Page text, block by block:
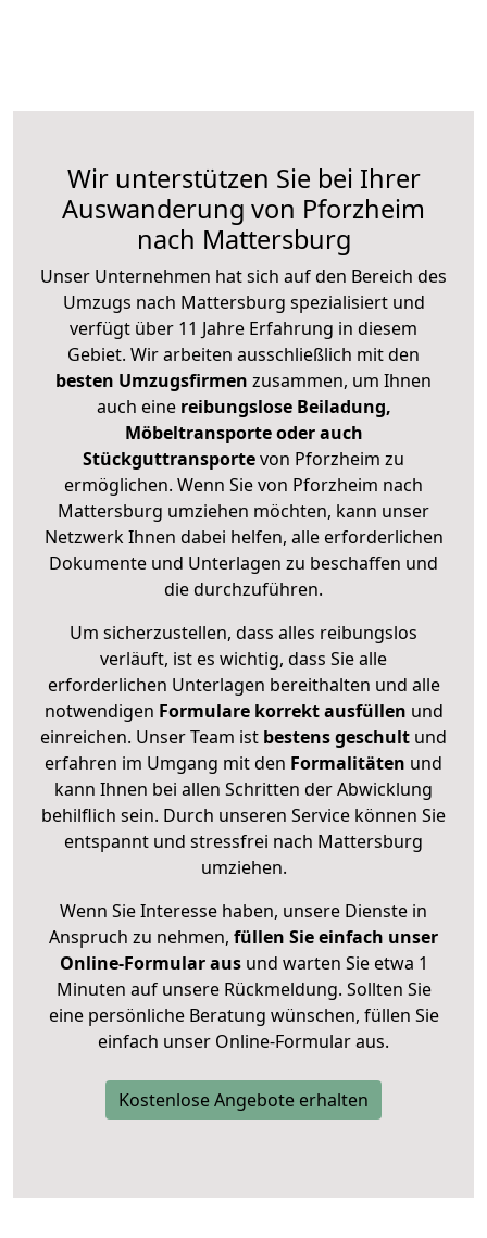
Wir unterstützen Sie bei Ihrer
Auswanderung von Pforzheim
nach Mattersburg
Unser Unternehmen hat sich auf den Bereich des
Umzugs nach Mattersburg spezialisiert und
verfügt über 11 Jahre Erfahrung in diesem
Gebiet. Wir arbeiten ausschließlich mit den
besten Umzugsfirmen zusammen, um Ihnen
auch eine reibungslose Beiladung,
Möbeltransporte oder auch
Stückguttransportevon Pforzheim zu
ermöglichen. Wenn Sie von Pforzheim nach
Mattersburg umziehen möchten, kann unser
Netzwerk Ihnen dabei helfen, alle erforderlichen
Dokumente und Unterlagen zu beschaffen und
die durchzuführen.
Um sicherzustellen, dass alles reibungslos
verläuft, ist es wichtig, dass Sie alle
erforderlichen Unterlagen bereithalten und alle
notwendigen Formulare korrekt ausfüllen und
einreichen. Unser Team ist bestens geschult und
erfahren im Umgang mit den Formalitäten und
kann Ihnen bei allen Schritten der Abwicklung
behilflich sein. Durch unseren Service können Sie
entspannt und stressfrei nach Mattersburg
umziehen.
Wenn Sie Interesse haben, unsere Dienste in
Anspruch zu nehmen, füllen Sie einfach unser
Online-Formular ausund warten Sie etwa 1
Minuten auf unsere Rückmeldung. Sollten Sie
eine persönliche Beratung wünschen, füllen Sie
einfach unser Online-Formular aus.
Kostenlose Angebote erhalten